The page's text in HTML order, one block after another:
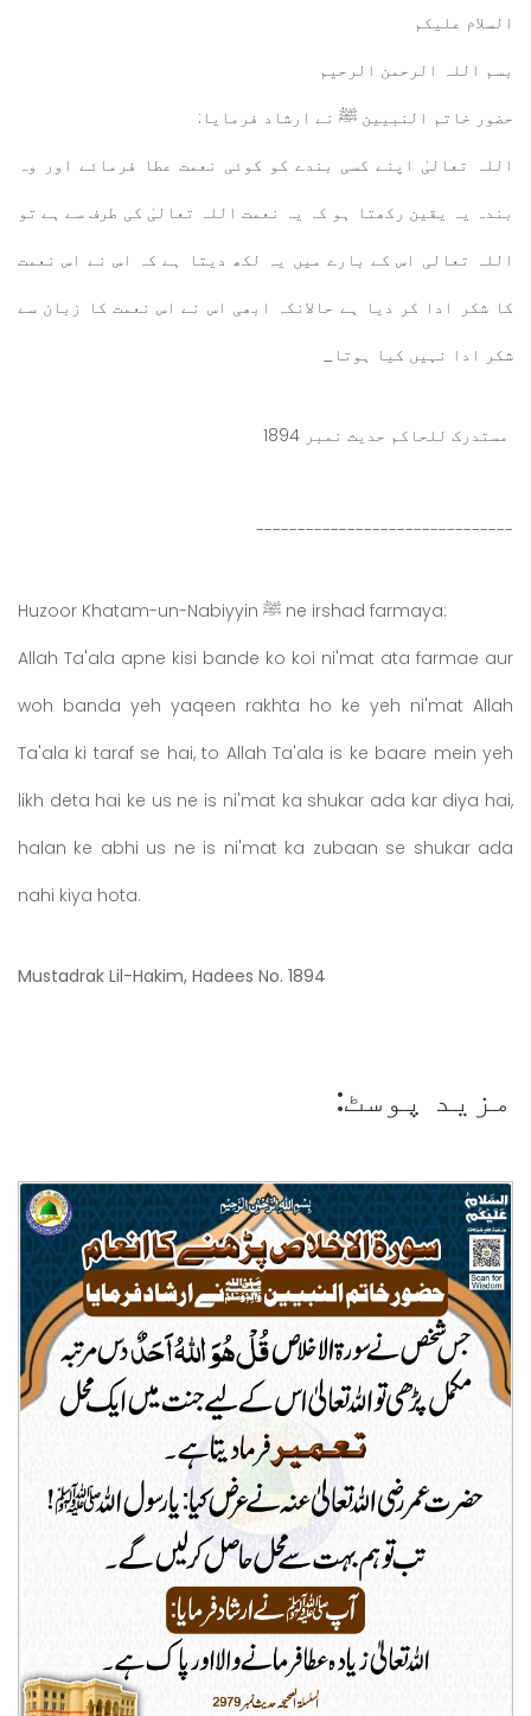
السلام عليكم
بسم اللہ الرحمن الرحيم
حضور خاتم النبيين ﷺ نے ارشاد فرمایا:
اللہ تعالیٰ اپنے کسی بندے کو کوئی نعمت عطا فرمائے اور وہ
بندہ یہ یقین رکھتا ہو کہ یہ نعمت اللہ تعالیٰ کی طرف سے ہے تو
اللہ تعالی اس کے بارے میں یہ لکھ دیتا ہے کہ اس نے اس نعمت
کا شکر ادا کر دیا ہے حالانکہ ابھی اس نے اس نعمت کا زبان سے
شکر ادا نہیں کیا ہوتا_
مستدرک للحاکم حدیث نمبر 1894
-------------------------------
Huzoor Khatam-un-Nabiyyin ﷺ ne irshad farmaya:
Allah Ta'ala apne kisi bande ko koi ni'mat ata farmae aur
woh banda yeh yaqeen rakhta ho ke yeh ni'mat Allah
Ta'ala ki taraf se hai, to Allah Ta'ala is ke baare mein yeh
likh deta hai ke us ne is ni'mat ka shukar ada kar diya hai,
halan ke abhi us ne is ni'mat ka zubaan se shukar ada
nahi kiya hota.
Mustadrak Lil-Hakim, Hadees No. 1894
مزید پوسٹ: